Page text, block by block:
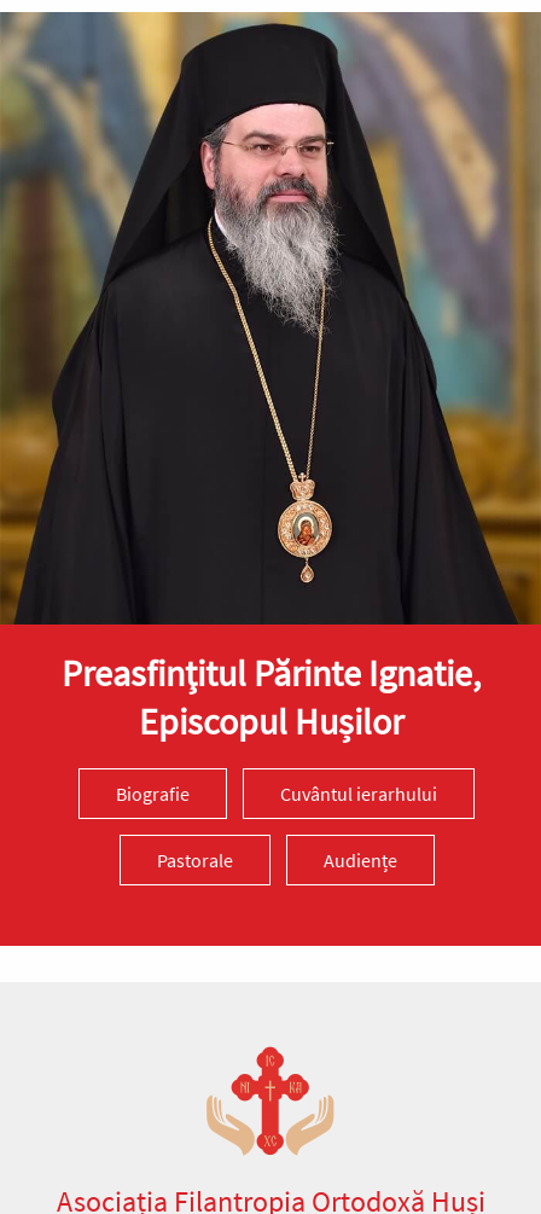
Preasfinţitul Părinte Ignatie,
Episcopul Hușilor
Biografie Cuvântul ierarhului
Pastorale Audiențe
Asociația Filantropia Ortodoxă Huși